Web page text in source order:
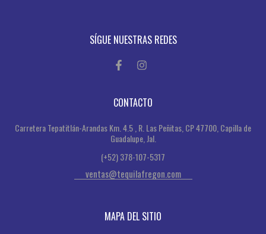
MAPA DEL SITIO
SÍGUE NUESTRAS REDES
CONTACTO
Carretera Tepatitlán-Arandas Km. 4.5 , R. Las Peñitas, CP 47700, Capilla de
Guadalupe, Jal.
(+52) 378-107-5317
ventas@tequilafregon.com